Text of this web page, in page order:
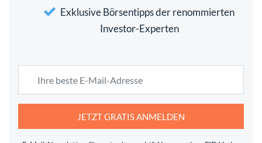
Exklusive Börsentipps der renommierten
Investor-Experten
JETZT GRATIS ANMELDEN